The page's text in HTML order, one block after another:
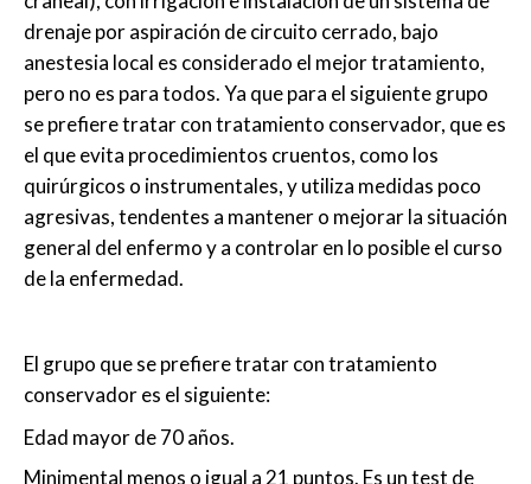
drenaje por aspiración de circuito cerrado, bajo
anestesia local es considerado el mejor tratamiento,
pero no es para todos. Ya que para el siguiente grupo
se prefiere tratar con tratamiento conservador, que es
el que evita procedimientos cruentos, como los
quirúrgicos o instrumentales, y utiliza medidas poco
agresivas, tendentes a mantener o mejorar la situación
general del enfermo y a controlar en lo posible el curso
de la enfermedad.
El grupo que se prefiere tratar con tratamiento
conservador es el siguiente:
Edad mayor de 70 años.
Minimental menos o igual a 21 puntos. Es un test de